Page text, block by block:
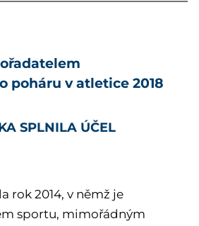
poháru v atletice 2018
SPLNILA ÚČEL
rok 2014, v němž je
sportu, mimořádným